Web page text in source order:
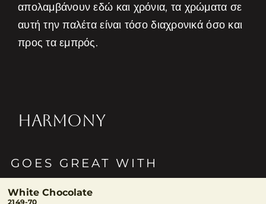
απολαμβάνουν εδώ και χρόνια, τα χρώματα σε
αυτή την παλέτα είναι τόσο διαχρονικά όσο και
προς τα εμπρός.
HARMONY
GOES GREAT WITH
White Chocolate
2149-70